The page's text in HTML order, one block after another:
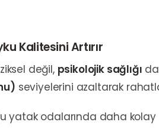
Kalitesini Artırır
değil, psikolojik sağlığı
seviyelerini azaltarak
odalarında daha kolay